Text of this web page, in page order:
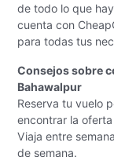
de todo lo que
cuenta con
para todas tus
Consejos sobre
Bahawalpur
Reserva tu vuelo
encontrar la
Viaja entre
de semana.